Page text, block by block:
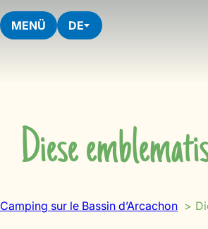
Skip
to
content
MENÜ DE
Diese
Camping sur le Bassin d’Arcachon